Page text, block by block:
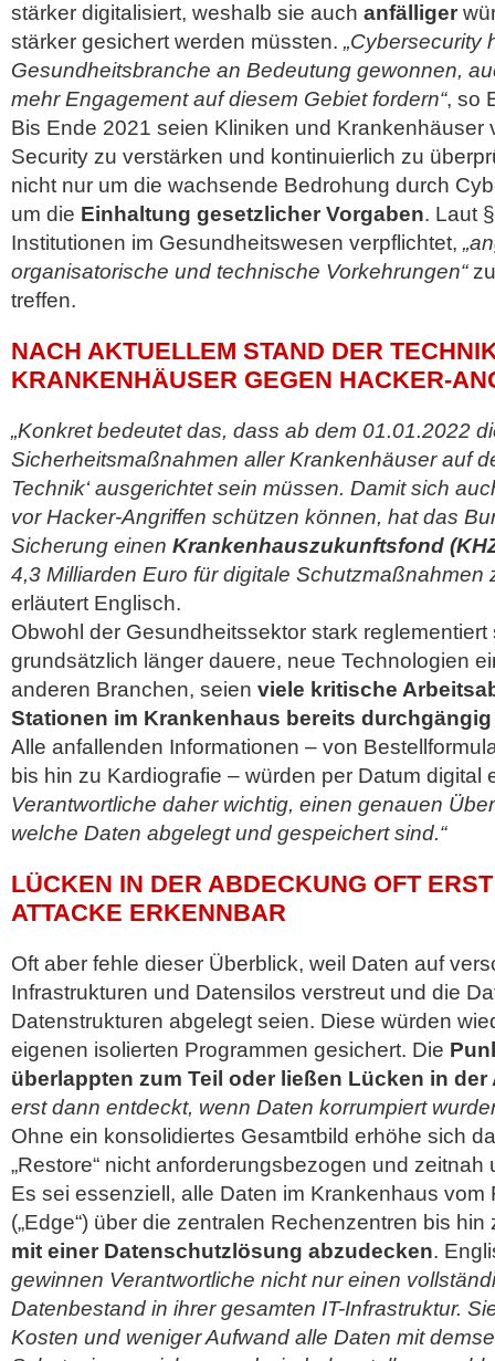
stärker digitalisiert, weshalb sie auch anfälliger
stärker gesichert werden müssten. „Cybersecurity
Gesundheitsbranche an Bedeutung gewonnen,
mehr Engagement auf diesem Gebiet fordern“, so
Bis Ende 2021 seien Kliniken und Krankenhäuser
Security zu verstärken und kontinuierlich zu
nicht nur um die wachsende Bedrohung durch
um die Einhaltung gesetzlicher Vorgaben. Laut
Institutionen im Gesundheitswesen verpflichtet,
organisatorische und technische Vorkehrungen“
treffen.
NACH AKTUELLEM STAND DER
KRANKENHÄUSER GEGEN HACKER-
„Konkret bedeutet das, dass ab dem 01.01.2022
Sicherheitsmaßnahmen aller Krankenhäuser auf
Technik‘ ausgerichtet sein müssen. Damit sich
vor Hacker-Angriffen schützen können, hat das
Sicherung einen Krankenhauszukunftsfond
4,3 Milliarden Euro für digitale Schutzmaßnahmen
erläutert Englisch.
Obwohl der Gesundheitssektor stark reglementiert
grundsätzlich länger dauere, neue Technologien
anderen Branchen, seien viele kritische
Stationen im Krankenhaus bereits
Alle anfallenden Informationen – von
bis hin zu Kardiografie – würden per Datum digital
Verantwortliche daher wichtig, einen genauen
welche Daten abgelegt und gespeichert sind.“
LÜCKEN IN DER ABDECKUNG OFT
ATTACKE ERKENNBAR
Oft aber fehle dieser Überblick, weil Daten auf
Infrastrukturen und Datensilos verstreut und die
Datenstrukturen abgelegt seien. Diese würden
eigenen isolierten Programmen gesichert. Die
überlappten zum Teil oder ließen Lücken in
erst dann entdeckt, wenn Daten korrumpiert
Ohne ein konsolidiertes Gesamtbild erhöhe sich
„Restore“ nicht anforderungsbezogen und
Es sei essenziell, alle Daten im Krankenhaus vom
(„Edge“) über die zentralen Rechenzentren bis hin
mit einer Datenschutzlösung abzudecken.
gewinnen Verantwortliche nicht nur einen
Datenbestand in ihrer gesamten IT-Infrastruktur.
Kosten und weniger Aufwand alle Daten mit